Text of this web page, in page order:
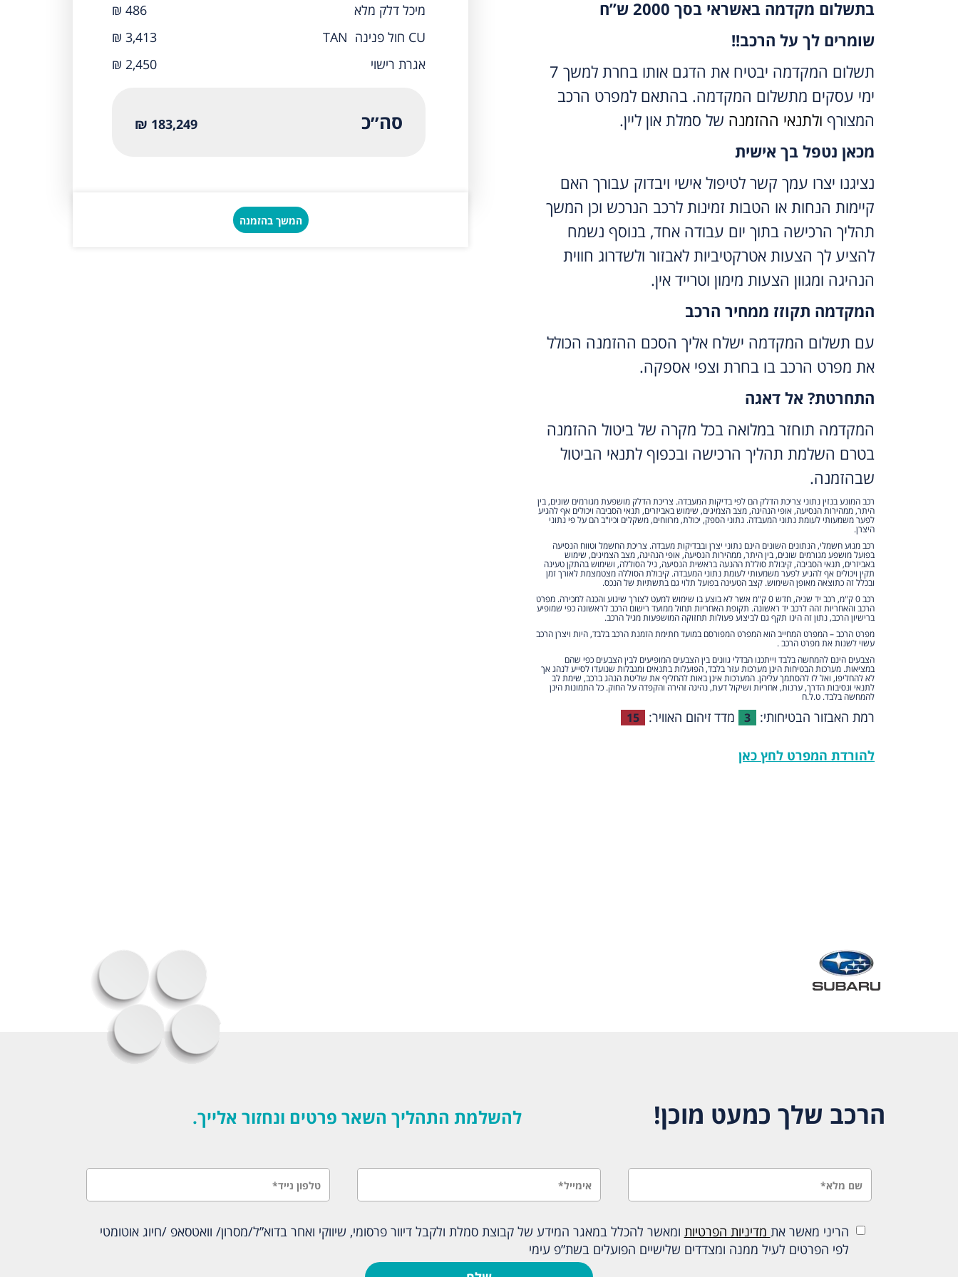
בתשלום מקדמה באשראי בסך 2000 ש”ח
שומרים לך על הרכב!!
תשלום המקדמה יבטיח את הדגם אותו בחרת למשך 7
ימי עסקים מתשלום המקדמה. בהתאם למפרט הרכב
המצורף ולתנאי ההזמנה של סמלת און ליין.
מכאן נטפל בך אישית
נציגנו יצרו עמך קשר לטיפול אישי ויבדוק עבורך האם
קיימות הנחות או הטבות זמינות לרכב הנרכש וכן המשך
תהליך הרכישה בתוך יום עבודה אחד, בנוסף נשמח
להציע לך הצעות אטרקטיביות לאבזור ולשדרוג חווית
הנהיגה ומגוון הצעות מימון וטרייד אין.
המקדמה תקוזז ממחיר הרכב
עם תשלום המקדמה ישלח אליך הסכם ההזמנה הכולל
את מפרט הרכב בו בחרת וצפי אספקה.
התחרטת? אל דאגה
המקדמה תוחזר במלואה בכל מקרה של ביטול ההזמנה
בטרם השלמת תהליך הרכישה ובכפוף לתנאי הביטול
שבהזמנה.
רכב המונע בנזין נתוני צריכת הדלק הם לפי בדיקות המעבדה. צריכת הדלק מושפעת מגורמים שונים, בין
היתר, ממהירות הנסיעה, אופי הנהיגה, מצב הצמיגים, שימוש באביזרים, תנאי הסביבה ויכולים אף להגיע
לפער משמעותי לעומת נתוני המעבדה. נתוני הספק, יכולת, מרווחים, משקלים וכיו"ב הם על פי נתוני
היצרן.
רכב מנוע חשמלי, הנתונים השונים הינם נתוני יצרן ובבדיקות מעבדה. צריכת החשמל וטווח הנסיעה
בפועל מושפע מגורמים שונים, בין היתר, ממהירות הנסיעה, אופי הנהיגה, מצב הצמיגים, שימוש
באביזרים, תנאי הסביבה, קיבולת סוללת ההנעה בראשית הנסיעה, גיל הסוללה, ושימוש בהתקן טעינה
תקין ויכולים אף להגיע לפער משמעותי לעומת נתוני המעבדה. קיבולת הסוללה מצטמצמת לאורך זמן
ובכלל זה כתוצאה מאופן השימוש. קצב הטעינה בפועל תלוי גם בתשתיות של הנכס.
רכב 0 ק"מ, רכב יד שניה, חדש 0 ק"מ אשר לא בוצע בו שימוש למעט לצורך שינוע והכנה למכירה. מפרט
הרכב והאחריות זהה לרכב יד ראשונה. תקופת האחריות תחול ממועד רישום הרכב לראשונה כפי שמופיע
ברישיון הרכב, נתון זה הינו תקף גם לביצוע פעולות תחזוקה המושפעות מגיל הרכב.
מפרט הרכב – המפרט המחייב הוא המפרט המפורסם במועד חתימת הזמנת הרכב בלבד, היות ויצרן הרכב
עשוי לשנות את מפרט הרכב .
הצבעים הינם להמחשה בלבד וייתכנו הבדלי גוונים בין הצבעים המופיעים לבין הצבעים כפי שהם
במציאות. מערכות הבטיחות הינן מערכות עזר בלבד, הפועלות בתנאים ומגבלות שנועדו לסייע לנהג אך
לא להחליפו, ואל לו להסתמך עליהן. המערכות אינן באות להחליף את שליטת הנהג ברכב, שימת לב
לתנאי ונסיבות הדרך, ערנות, אחריות ושיקול דעת, נהיגה זהירה והקפדה על החוק. כל התמונות הינן
להמחשה בלבד. ט.ל.ח
רמת האבזור הבטיחותי: 3 מדד זיהום האוויר: 15
להורדת המפרט לחץ כאן
מיכל דלק מלא
₪ 486
CU חול פנינה TAN
₪ 3,413
אגרת רישוי
₪ 2,450
סה״כ 183,249 ₪
המשך בהזמנה
הרכב שלך כמעט מוכן! להשלמת התהליך השאר פרטים ונחזור אלייך.
הריני מאשר את מדיניות הפרטיות ומאשר להכלל במאגר המידע של קבוצת סמלת ולקבל דיוור פרסומי, שיווקי ואחר בדוא”ל/מסרון/ וואטסאפ /חיוג אוטומטי
לפי הפרטים לעיל ממנה ומצדדים שלישיים הפועלים בשת”פ עימי